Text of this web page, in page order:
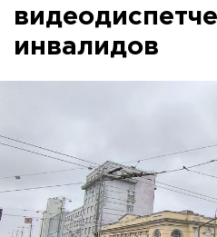
инвалидов